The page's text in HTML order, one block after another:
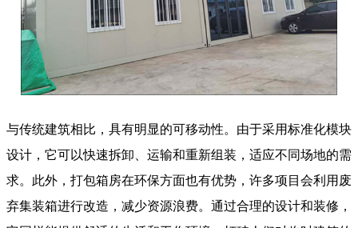
与传统建筑相比，具有明显的可移动性。由于采用标准化模块
设计，它可以快速拆卸、运输和重新组装，适应不同场地的需
求。此外，打包箱房在环保方面也有优势，许多项目会利用废
弃集装箱进行改造，减少资源浪费。通过合理的设计和装修，